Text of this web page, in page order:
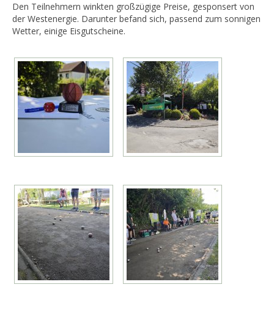
Den Teilnehmern winkten großzügige Preise, gesponsert von
der Westenergie. Darunter befand sich, passend zum sonnigen
Wetter, einige Eisgutscheine.